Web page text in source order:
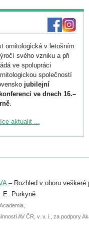
ornitologická v letošním
svého vzniku a při
ve spolupráci
společností
jubilejní
ve dnech 16.–
.
ke konferenci
do 6. září.
přednášky nebo
června.
aktualit ...
– Rozhled v oboru veškeré
E. Purkyně.
AV ČR, v. v. i., za podpory